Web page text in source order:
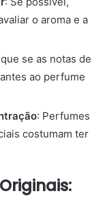
o aroma e a
se as notas de
ao perfume
: Perfumes
costumam ter